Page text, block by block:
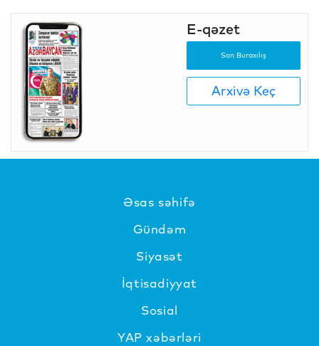
E-qəzet
Son Buraxılış
Arxivə Keç
Əsas səhifə
Gündəm
Siyasət
İqtisadiyyat
Sosial
YAP xəbərləri